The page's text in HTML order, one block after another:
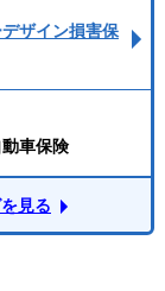
ザイン損害保
車保険
見る